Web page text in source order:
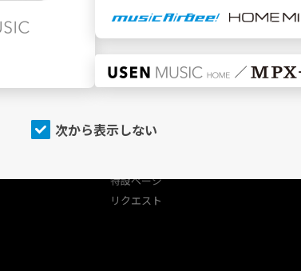
SOUND PLANET／USEN440
トップページ
PLAYING）
USEN（有線）ランキング
特設ページ
リクエスト
次から表示しない